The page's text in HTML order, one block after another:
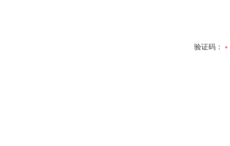
验证码：